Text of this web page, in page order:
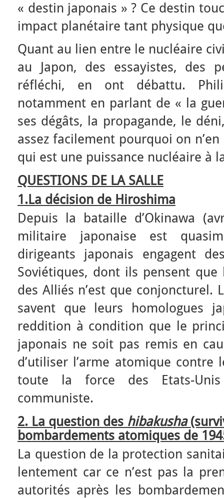
« destin japonais » ? Ce destin
impact planétaire tant physique
Quant au lien entre le nucléaire
au Japon, des essayistes, des
réfléchi, en ont débattu.
notamment en parlant de « la
ses dégâts, la propagande, le
assez facilement pourquoi on
qui est une puissance nucléaire à
QUESTIONS DE LA SALLE
1.La décision de Hiroshima
Depuis la bataille d’Okinawa
militaire japonaise est
dirigeants japonais engagent
Soviétiques, dont ils pensent que
des Alliés n’est que conjoncturel.
savent que leurs homologues
reddition à condition que le
japonais ne soit pas remis en
d’utiliser l’arme atomique
toute la force des Etats-
communiste.
2. La question des hibakusha
bombardements atomiques de
La question de la protection
lentement car ce n’est pas la
autorités après les